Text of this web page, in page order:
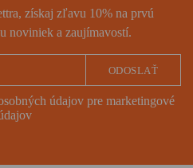
získaj zľavu 10% na prvú
noviniek a zaujímavostí.
údajov pre marketingové
ODOSLAŤ